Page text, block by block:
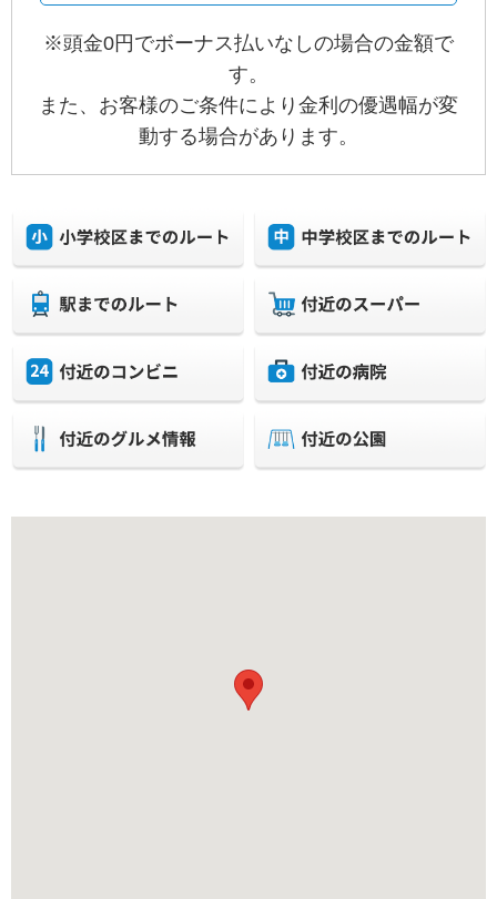
※頭金0円でボーナス払いなしの場合の金額で
す。
また、お客様のご条件により金利の優遇幅が変
動する場合があります。